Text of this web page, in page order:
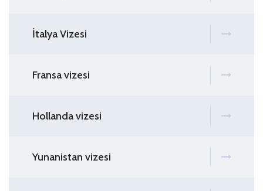
İtalya Vizesi
Fransa vizesi
Hollanda vizesi
Yunanistan vizesi